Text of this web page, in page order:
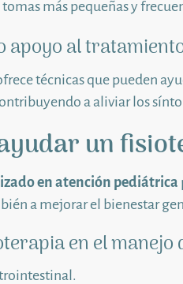
más pequeñas y
apoyo al
técnicas que pueden
a aliviar los
un
en atención pediátrica
a mejorar el bienestar
en el